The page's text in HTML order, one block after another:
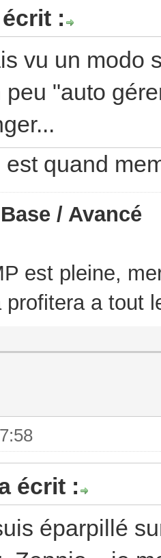
:
vu un modo
peu "auto
quand
/ Avancé
est pleine,
profitera a tout
écrit :
éparpillé